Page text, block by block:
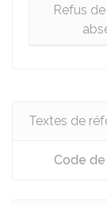
Refus
Textes de
Code